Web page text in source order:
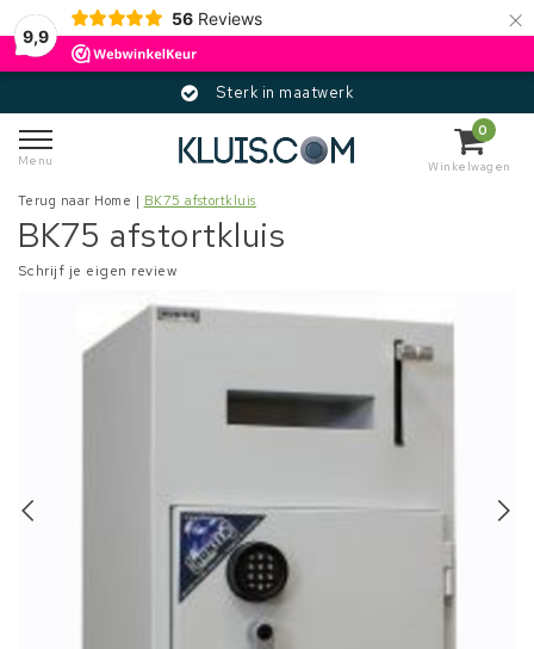
9,9
56 Reviews ×
Sterk in maatwerk
Menu
0
Winkelwagen
Terug naar Home | BK75 afstortkluis
BK75 afstortkluis
Schrijf je eigen review